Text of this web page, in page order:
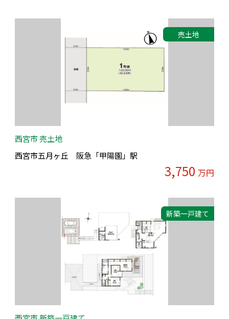
売土地
西宮市 売土地
西宮市五月ヶ丘 阪急「甲陽園」駅
3,750 万円
新築一戸建て